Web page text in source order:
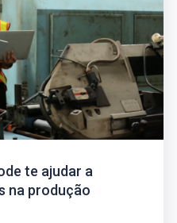
te ajudar a
na produção